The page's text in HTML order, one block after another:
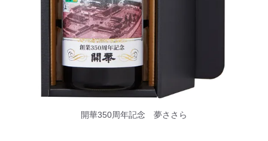
開華350周年記念 夢ささら